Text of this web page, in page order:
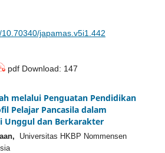
japamas.v5i1.442
pdf Download: 147
melalui Penguatan Pendidikan
Pelajar Pancasila dalam
Unggul dan Berkarakter
Universitas HKBP Nommensen